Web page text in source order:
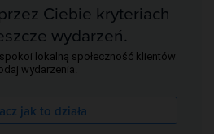
Ciebie kryteriach
wydarzeń.
lokalną społeczność klientów
wydarzenia.
jak to działa